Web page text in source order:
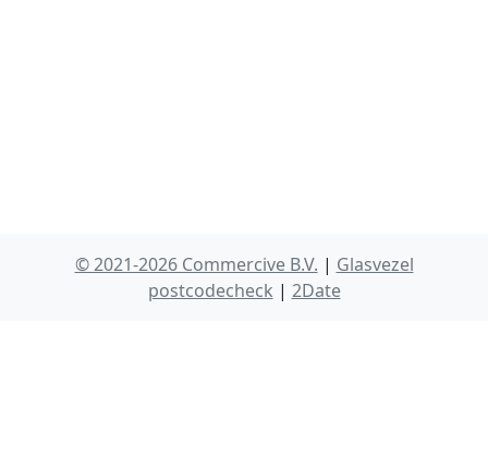
© 2021-2026 Commercive B.V. | Glasvezel
postcodecheck | 2Date